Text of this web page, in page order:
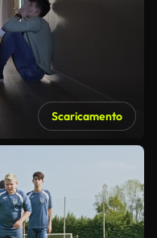
Scaricamento